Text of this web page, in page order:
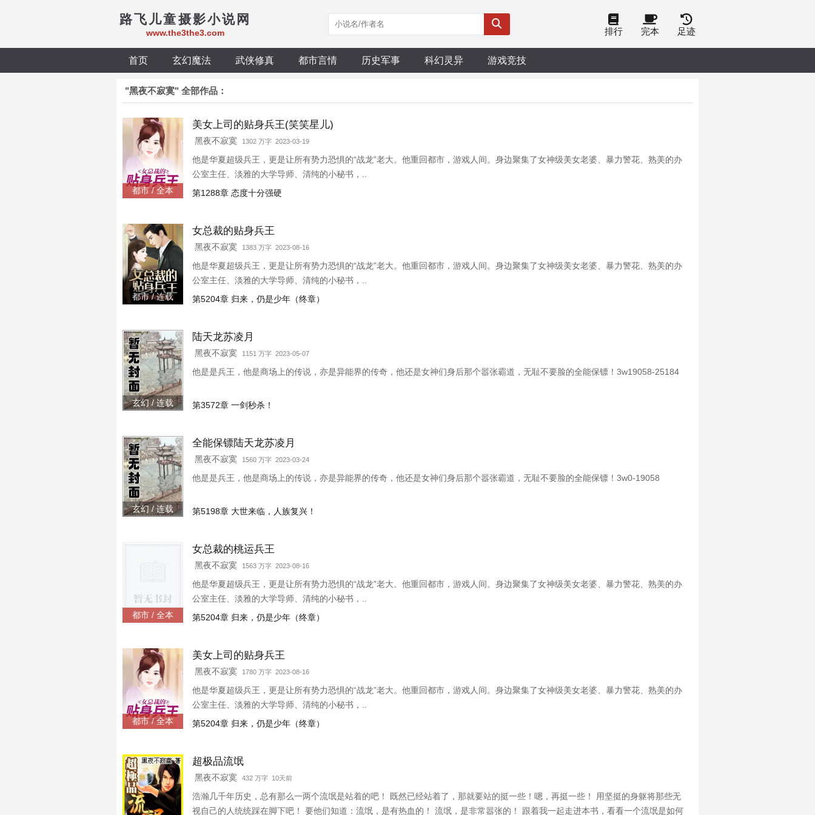
路飞儿童摄影小说网
www.the3the3.com 排行 完本 足迹
首页 玄幻魔法 武侠修真 都市言情 历史军事 科幻灵异 游戏竞技
"黑夜不寂寞" 全部作品：
都市 / 全本
美女上司的贴身兵王(笑笑星儿)
黑夜不寂寞 1302 万字 2023-03-19
他是华夏超级兵王，更是让所有势力恐惧的“战龙”老大。他重回都市，游戏人间。身边聚集了女神级美女老婆、暴力警花、熟美的办
公室主任、淡雅的大学导师、清纯的小秘书，..
第1288章 态度十分强硬
都市 / 连载
女总裁的贴身兵王
黑夜不寂寞 1383 万字 2023-08-16
他是华夏超级兵王，更是让所有势力恐惧的“战龙”老大。他重回都市，游戏人间。身边聚集了女神级美女老婆、暴力警花、熟美的办
公室主任、淡雅的大学导师、清纯的小秘书，..
第5204章 归来，仍是少年（终章）
玄幻 / 连载
陆天龙苏凌月
黑夜不寂寞 1151 万字 2023-05-07
他是是兵王，他是商场上的传说，亦是异能界的传奇，他还是女神们身后那个嚣张霸道，无耻不要脸的全能保镖！3w19058-25184
第3572章 一剑秒杀！
玄幻 / 连载
全能保镖陆天龙苏凌月
黑夜不寂寞 1560 万字 2023-03-24
他是是兵王，他是商场上的传说，亦是异能界的传奇，他还是女神们身后那个嚣张霸道，无耻不要脸的全能保镖！3w0-19058
第5198章 大世来临，人族复兴！
都市 / 全本
女总裁的桃运兵王
黑夜不寂寞 1563 万字 2023-08-16
他是华夏超级兵王，更是让所有势力恐惧的“战龙”老大。他重回都市，游戏人间。身边聚集了女神级美女老婆、暴力警花、熟美的办
公室主任、淡雅的大学导师、清纯的小秘书，..
第5204章 归来，仍是少年（终章）
都市 / 全本
美女上司的贴身兵王
黑夜不寂寞 1780 万字 2023-08-16
他是华夏超级兵王，更是让所有势力恐惧的“战龙”老大。他重回都市，游戏人间。身边聚集了女神级美女老婆、暴力警花、熟美的办
公室主任、淡雅的大学导师、清纯的小秘书，..
第5204章 归来，仍是少年（终章）
超极品流氓
黑夜不寂寞 432 万字 10天前
浩瀚几千年历史，总有那么一两个流氓是站着的吧！ 既然已经站着了，那就要站的挺一些！嗯，再挺一些！ 用坚挺的身躯将那些无
视自己的人统统踩在脚下吧！ 要他们知道：流氓，是有热血的！ 流氓，是非常嚣张的！ 跟着我一起走进本书，看看一个流氓是如何